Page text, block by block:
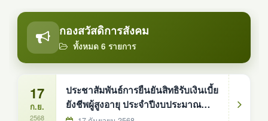
กองสวัสดิการสังคม
ทั้งหมด 6 รายการ
17
ก.ย.
2568
ประชาสัมพันธ์การยืนยันสิทธิรับเงินเบี้ย
ยังชีพผู้สูงอายุ ประจำปีงบประมาณ